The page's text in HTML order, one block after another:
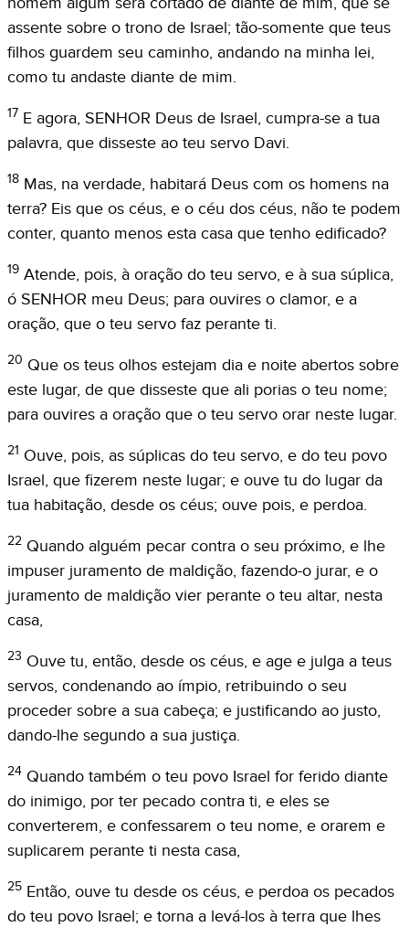
assente sobre o trono de Israel; tão-somente que teus
filhos guardem seu caminho, andando na minha lei,
como tu andaste diante de mim.
17 E agora, SENHOR Deus de Israel, cumpra-se a tua
palavra, que disseste ao teu servo Davi.
18 Mas, na verdade, habitará Deus com os homens na
terra? Eis que os céus, e o céu dos céus, não te podem
conter, quanto menos esta casa que tenho edificado?
19 Atende, pois, à oração do teu servo, e à sua súplica,
ó SENHOR meu Deus; para ouvires o clamor, e a
oração, que o teu servo faz perante ti.
20 Que os teus olhos estejam dia e noite abertos sobre
este lugar, de que disseste que ali porias o teu nome;
para ouvires a oração que o teu servo orar neste lugar.
21 Ouve, pois, as súplicas do teu servo, e do teu povo
Israel, que fizerem neste lugar; e ouve tu do lugar da
tua habitação, desde os céus; ouve pois, e perdoa.
22 Quando alguém pecar contra o seu próximo, e lhe
impuser juramento de maldição, fazendo-o jurar, e o
juramento de maldição vier perante o teu altar, nesta
casa,
23 Ouve tu, então, desde os céus, e age e julga a teus
servos, condenando ao ímpio, retribuindo o seu
proceder sobre a sua cabeça; e justificando ao justo,
dando-lhe segundo a sua justiça.
24 Quando também o teu povo Israel for ferido diante
do inimigo, por ter pecado contra ti, e eles se
converterem, e confessarem o teu nome, e orarem e
suplicarem perante ti nesta casa,
25 Então, ouve tu desde os céus, e perdoa os pecados
do teu povo Israel; e torna a levá-los à terra que lhes